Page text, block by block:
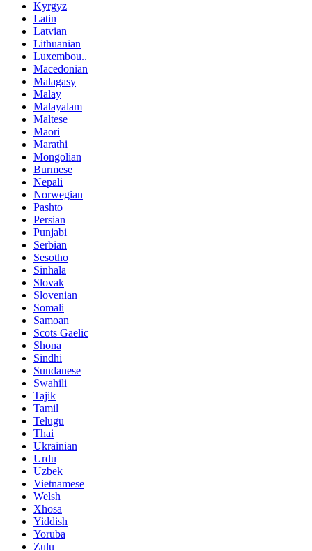
Kyrgyz
Latin
Latvian
Lithuanian
Luxembou..
Macedonian
Malagasy
Malay
Malayalam
Maltese
Maori
Marathi
Mongolian
Burmese
Nepali
Norwegian
Pashto
Persian
Punjabi
Serbian
Sesotho
Sinhala
Slovak
Slovenian
Somali
Samoan
Scots Gaelic
Shona
Sindhi
Sundanese
Swahili
Tajik
Tamil
Telugu
Thai
Ukrainian
Urdu
Uzbek
Vietnamese
Welsh
Xhosa
Yiddish
Yoruba
Zulu